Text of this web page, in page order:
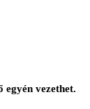
egyén vezethet.